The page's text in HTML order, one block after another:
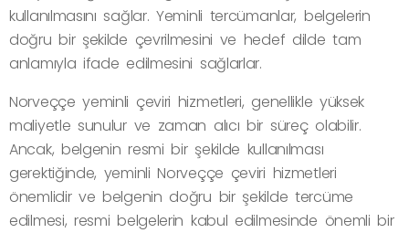
kullanılmasını sağlar. Yeminli tercümanlar, belgelerin
doğru bir şekilde çevrilmesini ve hedef dilde tam
anlamıyla ifade edilmesini sağlarlar.
Norveççe yeminli çeviri hizmetleri, genellikle yüksek
maliyetle sunulur ve zaman alıcı bir süreç olabilir.
Ancak, belgenin resmi bir şekilde kullanılması
gerektiğinde, yeminli Norveççe çeviri hizmetleri
önemlidir ve belgenin doğru bir şekilde tercüme
edilmesi, resmi belgelerin kabul edilmesinde önemli bir